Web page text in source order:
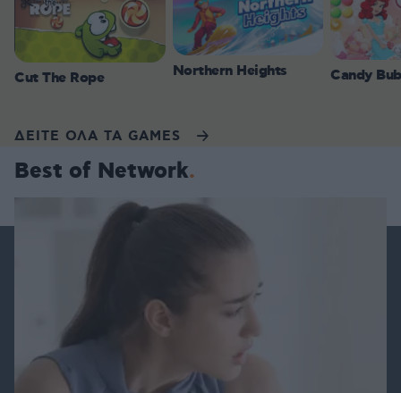
Cut The Rope Northern Heights Candy
ΔΕΙΤΕ ΟΛΑ ΤΑ GAMES
Best of Network